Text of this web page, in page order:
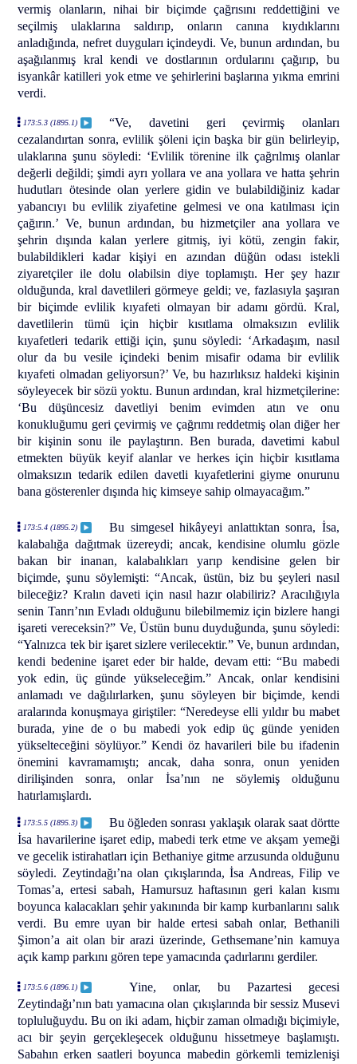
vermiş olanların, nihai bir biçimde çağrısını reddettiğini ve
seçilmiş ulaklarına saldırıp, onların canına kıydıklarını
anladığında, nefret duyguları içindeydi. Ve, bunun ardından, bu
aşağılanmış kral kendi ve dostlarının ordularını çağırıp, bu
isyankâr katilleri yok etme ve şehirlerini başlarına yıkma emrini
verdi.
173:5.3 (1895.1)
“Ve, davetini geri çevirmiş olanları
cezalandırtan sonra, evlilik şöleni için başka bir gün belirleyip,
ulaklarına şunu söyledi: ‘Evlilik törenine ilk çağrılmış olanlar
değerli değildi; şimdi ayrı yollara ve ana yollara ve hatta şehrin
hudutları ötesinde olan yerlere gidin ve bulabildiğiniz kadar
yabancıyı bu evlilik ziyafetine gelmesi ve ona katılması için
çağırın.’ Ve, bunun ardından, bu hizmetçiler ana yollara ve
şehrin dışında kalan yerlere gitmiş, iyi kötü, zengin fakir,
bulabildikleri kadar kişiyi en azından düğün odası istekli
ziyaretçiler ile dolu olabilsin diye toplamıştı. Her şey hazır
olduğunda, kral davetlileri görmeye geldi; ve, fazlasıyla şaşıran
bir biçimde evlilik kıyafeti olmayan bir adamı gördü. Kral,
davetlilerin tümü için hiçbir kısıtlama olmaksızın evlilik
kıyafetleri tedarik ettiği için, şunu söyledi: ‘Arkadaşım, nasıl
olur da bu vesile içindeki benim misafir odama bir evlilik
kıyafeti olmadan geliyorsun?’ Ve, bu hazırlıksız haldeki kişinin
söyleyecek bir sözü yoktu. Bunun ardından, kral hizmetçilerine:
‘Bu düşüncesiz davetliyi benim evimden atın ve onu
konukluğumu geri çevirmiş ve çağrımı reddetmiş olan diğer her
bir kişinin sonu ile paylaştırın. Ben burada, davetimi kabul
etmekten büyük keyif alanlar ve herkes için hiçbir kısıtlama
olmaksızın tedarik edilen davetli kıyafetlerini giyme onurunu
bana gösterenler dışında hiç kimseye sahip olmayacağım.”
173:5.4 (1895.2)
Bu simgesel hikâyeyi anlattıktan sonra, İsa,
kalabalığa dağıtmak üzereydi; ancak, kendisine olumlu gözle
bakan bir inanan, kalabalıkları yarıp kendisine gelen bir
biçimde, şunu söylemişti: “Ancak, üstün, biz bu şeyleri nasıl
bileceğiz? Kralın daveti için nasıl hazır olabiliriz? Aracılığıyla
senin Tanrı’nın Evladı olduğunu bilebilmemiz için bizlere hangi
işareti vereceksin?” Ve, Üstün bunu duyduğunda, şunu söyledi:
“Yalnızca tek bir işaret sizlere verilecektir.” Ve, bunun ardından,
kendi bedenine işaret eder bir halde, devam etti: “Bu mabedi
yok edin, üç günde yükseleceğim.” Ancak, onlar kendisini
anlamadı ve dağılırlarken, şunu söyleyen bir biçimde, kendi
aralarında konuşmaya giriştiler: “Neredeyse elli yıldır bu mabet
burada, yine de o bu mabedi yok edip üç günde yeniden
yükselteceğini söylüyor.” Kendi öz havarileri bile bu ifadenin
önemini kavramamıştı; ancak, daha sonra, onun yeniden
dirilişinden sonra, onlar İsa’nın ne söylemiş olduğunu
hatırlamışlardı.
173:5.5 (1895.3)
Bu öğleden sonrası yaklaşık olarak saat dörtte
İsa havarilerine işaret edip, mabedi terk etme ve akşam yemeği
ve gecelik istirahatları için Bethaniye gitme arzusunda olduğunu
söyledi. Zeytindağı’na olan çıkışlarında, İsa Andreas, Filip ve
Tomas’a, ertesi sabah, Hamursuz haftasının geri kalan kısmı
boyunca kalacakları şehir yakınında bir kamp kurbanlarını salık
verdi. Bu emre uyan bir halde ertesi sabah onlar, Bethanili
Şimon’a ait olan bir arazi üzerinde, Gethsemane’nin kamuya
açık kamp parkını gören tepe yamacında çadırlarını gerdiler.
173:5.6 (1896.1)
Yine, onlar, bu Pazartesi gecesi
Zeytindağı’nın batı yamacına olan çıkışlarında bir sessiz Musevi
topluluğuydu. Bu on iki adam, hiçbir zaman olmadığı biçimiyle,
acı bir şeyin gerçekleşecek olduğunu hissetmeye başlamıştı.
Sabahın erken saatleri boyunca mabedin görkemli temizlenişi